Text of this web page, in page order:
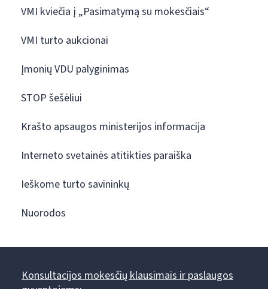
VMI kviečia į „Pasimatymą su mokesčiais“
VMI turto aukcionai
Įmonių VDU palyginimas
STOP šešėliui
Krašto apsaugos ministerijos informacija
Interneto svetainės atitikties paraiška
Ieškome turto savininkų
Nuorodos
Konsultacijos mokesčių klausimais ir paslaugos